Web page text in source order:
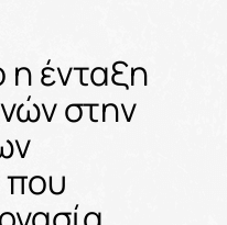
η ένταξη
στην
που